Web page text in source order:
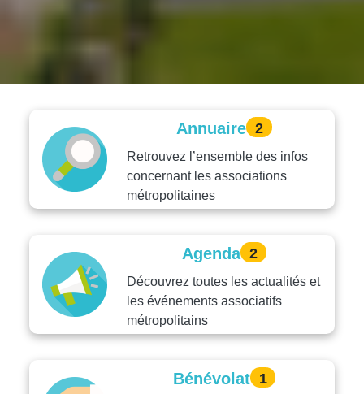
Annuaire 2
Retrouvez l’ensemble des infos
concernant les associations
métropolitaines
Agenda 2
Découvrez toutes les actualités et
les événements associatifs
métropolitains
Bénévolat 1